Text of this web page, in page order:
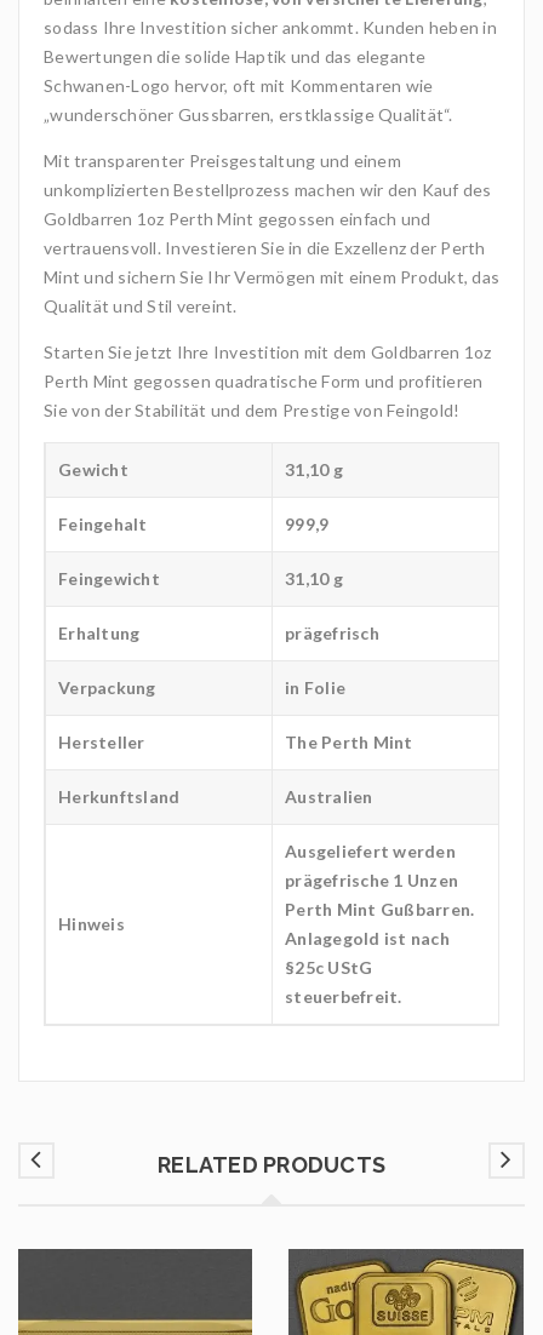
sodass Ihre Investition sicher ankommt. Kunden heben in
Bewertungen die solide Haptik und das elegante
Schwanen-Logo hervor, oft mit Kommentaren wie
„wunderschöner Gussbarren, erstklassige Qualität“.
Mit transparenter Preisgestaltung und einem
unkomplizierten Bestellprozess machen wir den Kauf des
Goldbarren 1oz Perth Mint gegossen einfach und
vertrauensvoll. Investieren Sie in die Exzellenz der Perth
Mint und sichern Sie Ihr Vermögen mit einem Produkt, das
Qualität und Stil vereint.
Starten Sie jetzt Ihre Investition mit dem Goldbarren 1oz
Perth Mint gegossen quadratische Form und profitieren
Sie von der Stabilität und dem Prestige von Feingold!
Gewicht 31,10 g
Feingehalt 999,9
Feingewicht 31,10 g
Erhaltung prägefrisch
Verpackung in Folie
Hersteller The Perth Mint
Herkunftsland Australien
Hinweis
Ausgeliefert werden
prägefrische 1 Unzen
Perth Mint Gußbarren.
Anlagegold ist nach
§25c UStG
steuerbefreit.
RELATED PRODUCTS